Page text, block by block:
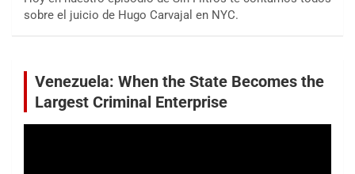
sobre el juicio de Hugo Carvajal en NYC.
Venezuela: When the State Becomes the
Largest Criminal Enterprise